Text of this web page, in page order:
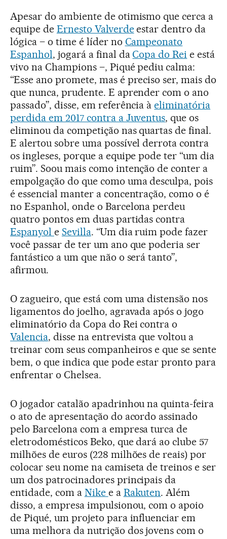
Apesar do ambiente de otimismo que cerca a
equipe de Ernesto Valverdeestar dentro da
lógica – o time é líder no Campeonato
Espanhol, jogará a final daCopa do Rei e está
vivo na Champions –, Piqué pediu calma:
“Esse ano promete, mas é preciso ser, mais do
que nunca, prudente. E aprender com o ano
passado”, disse, em referência àeliminatória
perdida em 2017 contra a Juventus, que os
eliminou da competição nas quartas de final.
E alertou sobre uma possível derrota contra
os ingleses, porque a equipe pode ter “um dia
ruim”. Soou mais como intenção de conter a
empolgação do que como uma desculpa, pois
é essencial manter a concentração, como o é
no Espanhol, onde o Barcelona perdeu
quatro pontos em duas partidas contra
Espanyol e Sevilla. “Um dia ruim pode fazer
você passar de ter um ano que poderia ser
fantástico a um que não o será tanto”,
afirmou.
O zagueiro, que está com uma distensão nos
ligamentos do joelho, agravada após o jogo
eliminatório da Copa do Rei contra o
Valencia, disse na entrevista que voltou a
treinar com seus companheiros e que se sente
bem, o que indica que pode estar pronto para
enfrentar o Chelsea.
O jogador catalão apadrinhou na quinta-feira
o ato de apresentação do acordo assinado
pelo Barcelona com a empresa turca de
eletrodomésticos Beko, que dará ao clube 57
milhões de euros (228 milhões de reais) por
colocar seu nome na camiseta de treinos e ser
um dos patrocinadores principais da
entidade, com a Nike e a Rakuten. Além
disso, a empresa impulsionou, com o apoio
de Piqué, um projeto para influenciar em
uma melhora da nutrição dos jovens com o